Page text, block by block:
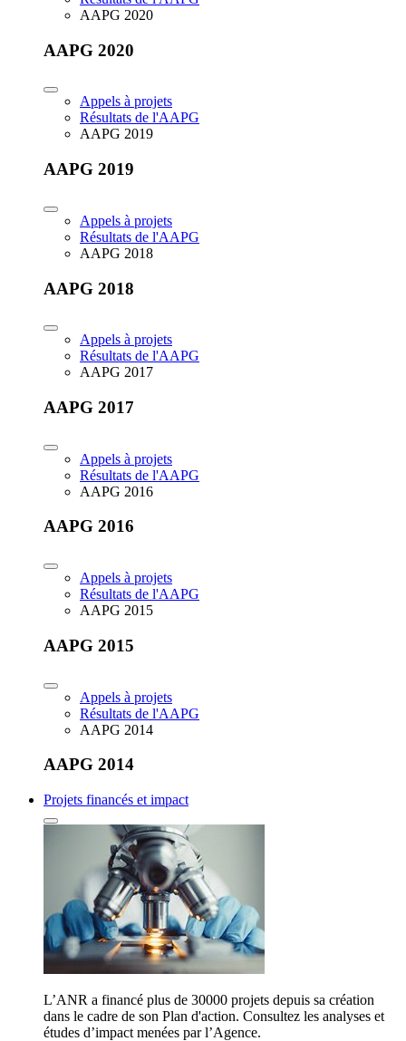
AAPG 2020
AAPG 2020
Appels à projets
Résultats de l'AAPG
AAPG 2019
AAPG 2019
Appels à projets
Résultats de l'AAPG
AAPG 2018
AAPG 2018
Appels à projets
Résultats de l'AAPG
AAPG 2017
AAPG 2017
Appels à projets
Résultats de l'AAPG
AAPG 2016
AAPG 2016
Appels à projets
Résultats de l'AAPG
AAPG 2015
AAPG 2015
Appels à projets
Résultats de l'AAPG
AAPG 2014
AAPG 2014
Projets financés et impact
L’ANR a financé plus de 30000 projets depuis sa création
dans le cadre de son Plan d'action. Consultez les analyses et
études d’impact menées par l’Agence.